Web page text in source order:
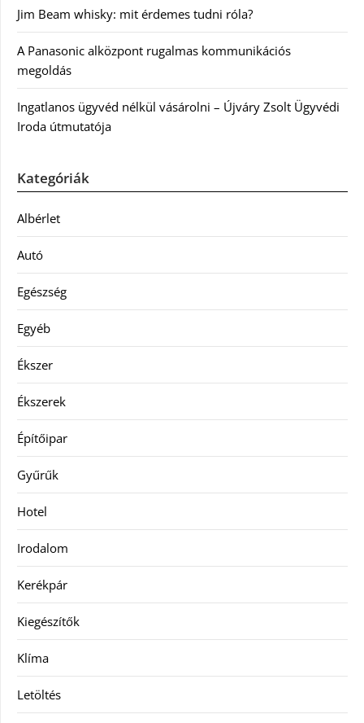
Jim Beam whisky: mit érdemes tudni róla?
A Panasonic alközpont rugalmas kommunikációs
megoldás
Ingatlanos ügyvéd nélkül vásárolni – Újváry Zsolt Ügyvédi
Iroda útmutatója
Kategóriák
Albérlet
Autó
Egészség
Egyéb
Ékszer
Ékszerek
Építőipar
Gyűrűk
Hotel
Irodalom
Kerékpár
Kiegészítők
Klíma
Letöltés